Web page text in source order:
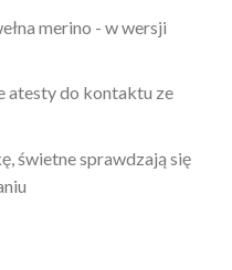
merino - w wersji
atesty do kontaktu ze
świetne sprawdzają się